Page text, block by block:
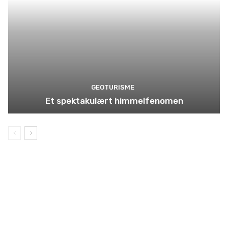
GEOTURISME
Et spektakulært himmelfenomen